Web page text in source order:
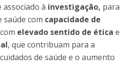
à investigação, para
com capacidade de
elevado sentido de ética e
, que contribuam para a
de saúde e o aumento